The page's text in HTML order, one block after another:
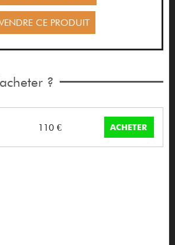
CE PRODUIT
?
110 € ACHETER